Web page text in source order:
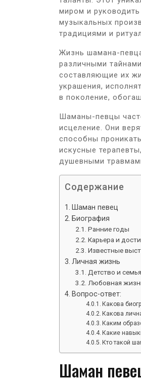
миром и
музыкальных
традициями и
Жизнь шамана-
различными
составляющие их
украшения,
в поколение,
Шаманы-певцы
исцеление. Они
способны
искусные
душевными
Содержание
Шаман певец
Биография
Ранние годы
Карьера и
Известные
Личная жизнь
Детство и семья
Любовная
Вопрос-ответ:
Какова
Какова
Каким
Какие
Кто такой
Шаман